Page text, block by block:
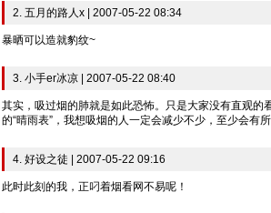
2. 五月的路人x | 2007-05-22 08:34
暴晒可以造就豹纹~
3. 小手er冰凉 | 2007-05-22 08:40
其实，吸过烟的肺就是如此恐怖。只是大家没有直观的
的“晴雨表”，我想吸烟的人一定会减少不少，至少会有所
4. 好设之徒 | 2007-05-22 09:16
此时此刻的我，正叼着烟看网不易呢！